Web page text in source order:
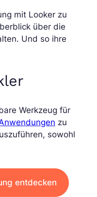
mit Looker zu
über die
Und so ihre
Werkzeug für
zu
sowohl
entdecken